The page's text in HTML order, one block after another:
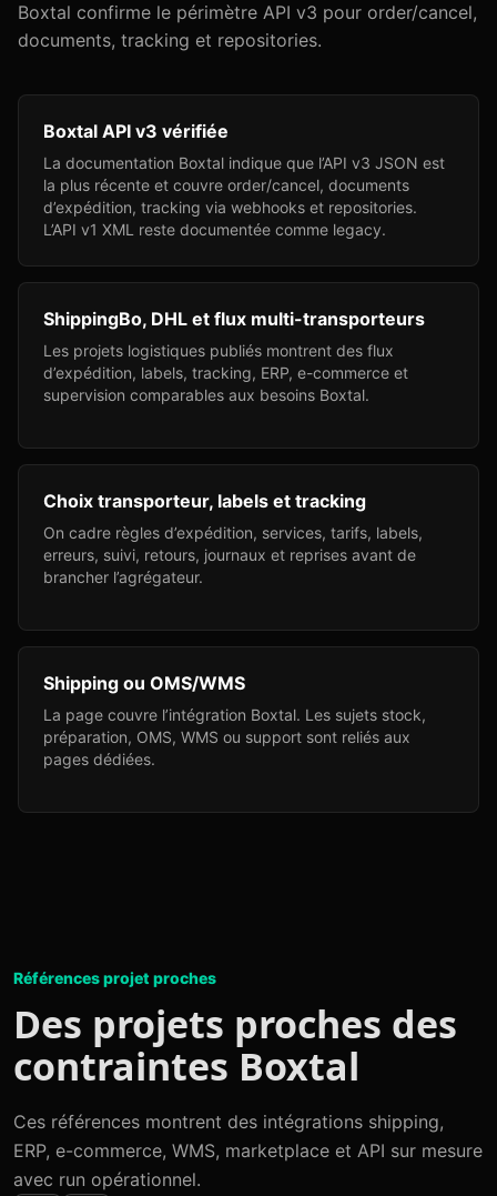
Boxtal confirme le périmètre API v3 pour order/cancel,
documents, tracking et repositories.
Boxtal API v3 vérifiée
La documentation Boxtal indique que l’API v3 JSON est
la plus récente et couvre order/cancel, documents
d’expédition, tracking via webhooks et repositories.
L’API v1 XML reste documentée comme legacy.
ShippingBo, DHL et flux multi-transporteurs
Les projets logistiques publiés montrent des flux
d’expédition, labels, tracking, ERP, e-commerce et
supervision comparables aux besoins Boxtal.
Choix transporteur, labels et tracking
On cadre règles d’expédition, services, tarifs, labels,
erreurs, suivi, retours, journaux et reprises avant de
brancher l’agrégateur.
Shipping ou OMS/WMS
La page couvre l’intégration Boxtal. Les sujets stock,
préparation, OMS, WMS ou support sont reliés aux
pages dédiées.
Références projet proches
Des projets proches des
contraintes Boxtal
Ces références montrent des intégrations shipping,
ERP, e-commerce, WMS, marketplace et API sur mesure
avec run opérationnel.